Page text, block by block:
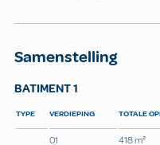
Samenstelling
BATIMENT 1
TYPE VERDIEPING TOTALE
01
418 m²